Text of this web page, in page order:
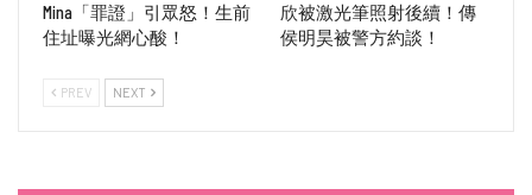
Mina「罪證」引眾怒！生前
住址曝光網心酸！
欣被激光筆照射後續！傳
侯明昊被警方約談！
PREV NEXT